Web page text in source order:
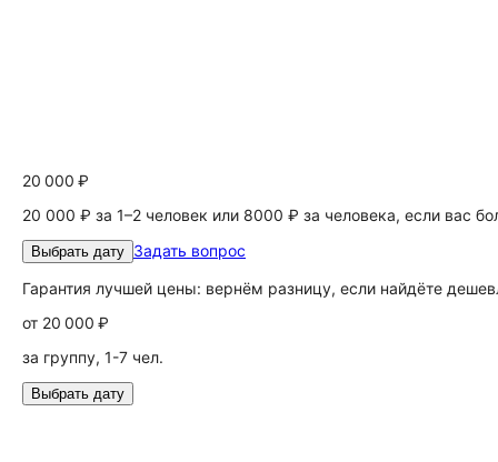
20 000 ₽
20 000 ₽ за 1–2 человек или 8000 ₽ за человека, если вас
Выбрать дату Задать вопрос
Гарантия лучшей цены: вернём разницу, если найдёте
от 20 000 ₽
за группу, 1-7 чел.
Выбрать дату